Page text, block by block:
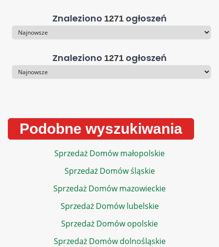
Znaleziono 1271 ogłoszeń
Sortowanie
Znaleziono 1271 ogłoszeń
Sortowanie
Podobne wyszukiwania
Sprzedaż Domów małopolskie
Sprzedaż Domów śląskie
Sprzedaż Domów mazowieckie
Sprzedaż Domów lubelskie
Sprzedaż Domów opolskie
Sprzedaż Domów dolnośląskie